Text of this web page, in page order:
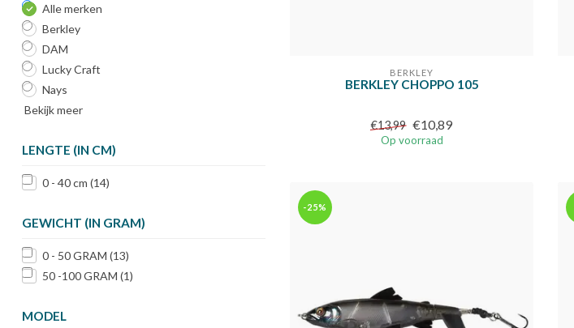
Alle merken
Berkley
DAM
Lucky Craft
Nays
Bekijk meer
LENGTE (IN CM)
0 - 40 cm (14)
GEWICHT (IN GRAM)
0 - 50 GRAM (13)
50 -100 GRAM (1)
MODEL
BERKLEY
BERKLEY CHOPPO 105
€13,99 €10,89
Op voorraad
-25%